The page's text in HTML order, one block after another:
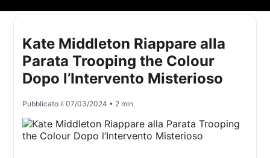
Kate Middleton Riappare alla
Parata Trooping the Colour
Dopo l’Intervento Misterioso
Pubblicato il07/03/2024 • 2 min